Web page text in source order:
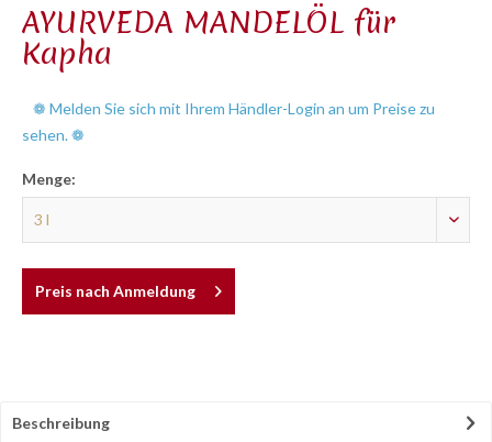
AYURVEDA MANDELÖL für
Kapha
❁ Melden Sie sich mit Ihrem Händler-Login an um Preise zu
sehen. ❁
Menge:
Preis nach Anmeldung
Beschreibung